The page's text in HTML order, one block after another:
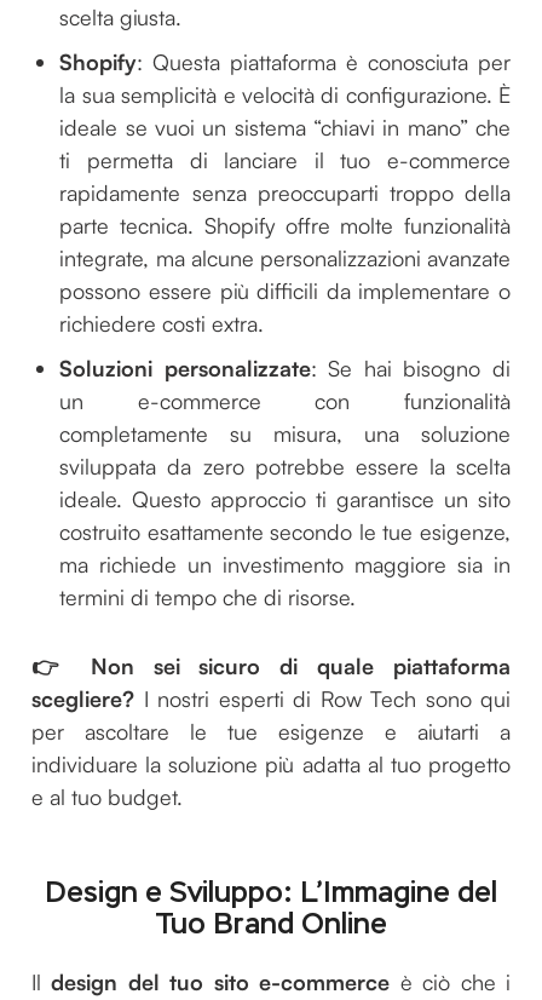
scelta giusta.
Shopify: Questa piattaforma è conosciuta per
la sua semplicità e velocità di configurazione. È
ideale se vuoi un sistema “chiavi in mano” che
ti permetta di lanciare il tuo e-commerce
rapidamente senza preoccuparti troppo della
parte tecnica. Shopify offre molte funzionalità
integrate, ma alcune personalizzazioni avanzate
possono essere più difficili da implementare o
richiedere costi extra.
Soluzioni personalizzate: Se hai bisogno di
un e-commerce con funzionalità
completamente su misura, una soluzione
sviluppata da zero potrebbe essere la scelta
ideale. Questo approccio ti garantisce un sito
costruito esattamente secondo le tue esigenze,
ma richiede un investimento maggiore sia in
termini di tempo che di risorse.
👉 Non sei sicuro di quale piattaforma
scegliere? I nostri esperti di Row Tech sono qui
per ascoltare le tue esigenze e aiutarti a
individuare la soluzione più adatta al tuo progetto
e al tuo budget.
Design e Sviluppo: L’Immagine del
Tuo Brand Online
Ildesign del tuo sito e-commerce è ciò che i